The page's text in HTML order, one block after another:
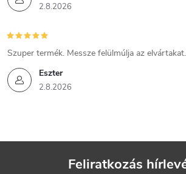
2.8.2026
Eszter
2.8.2026
Szuper termék. Messze felülmúlja az
Feliratkozás